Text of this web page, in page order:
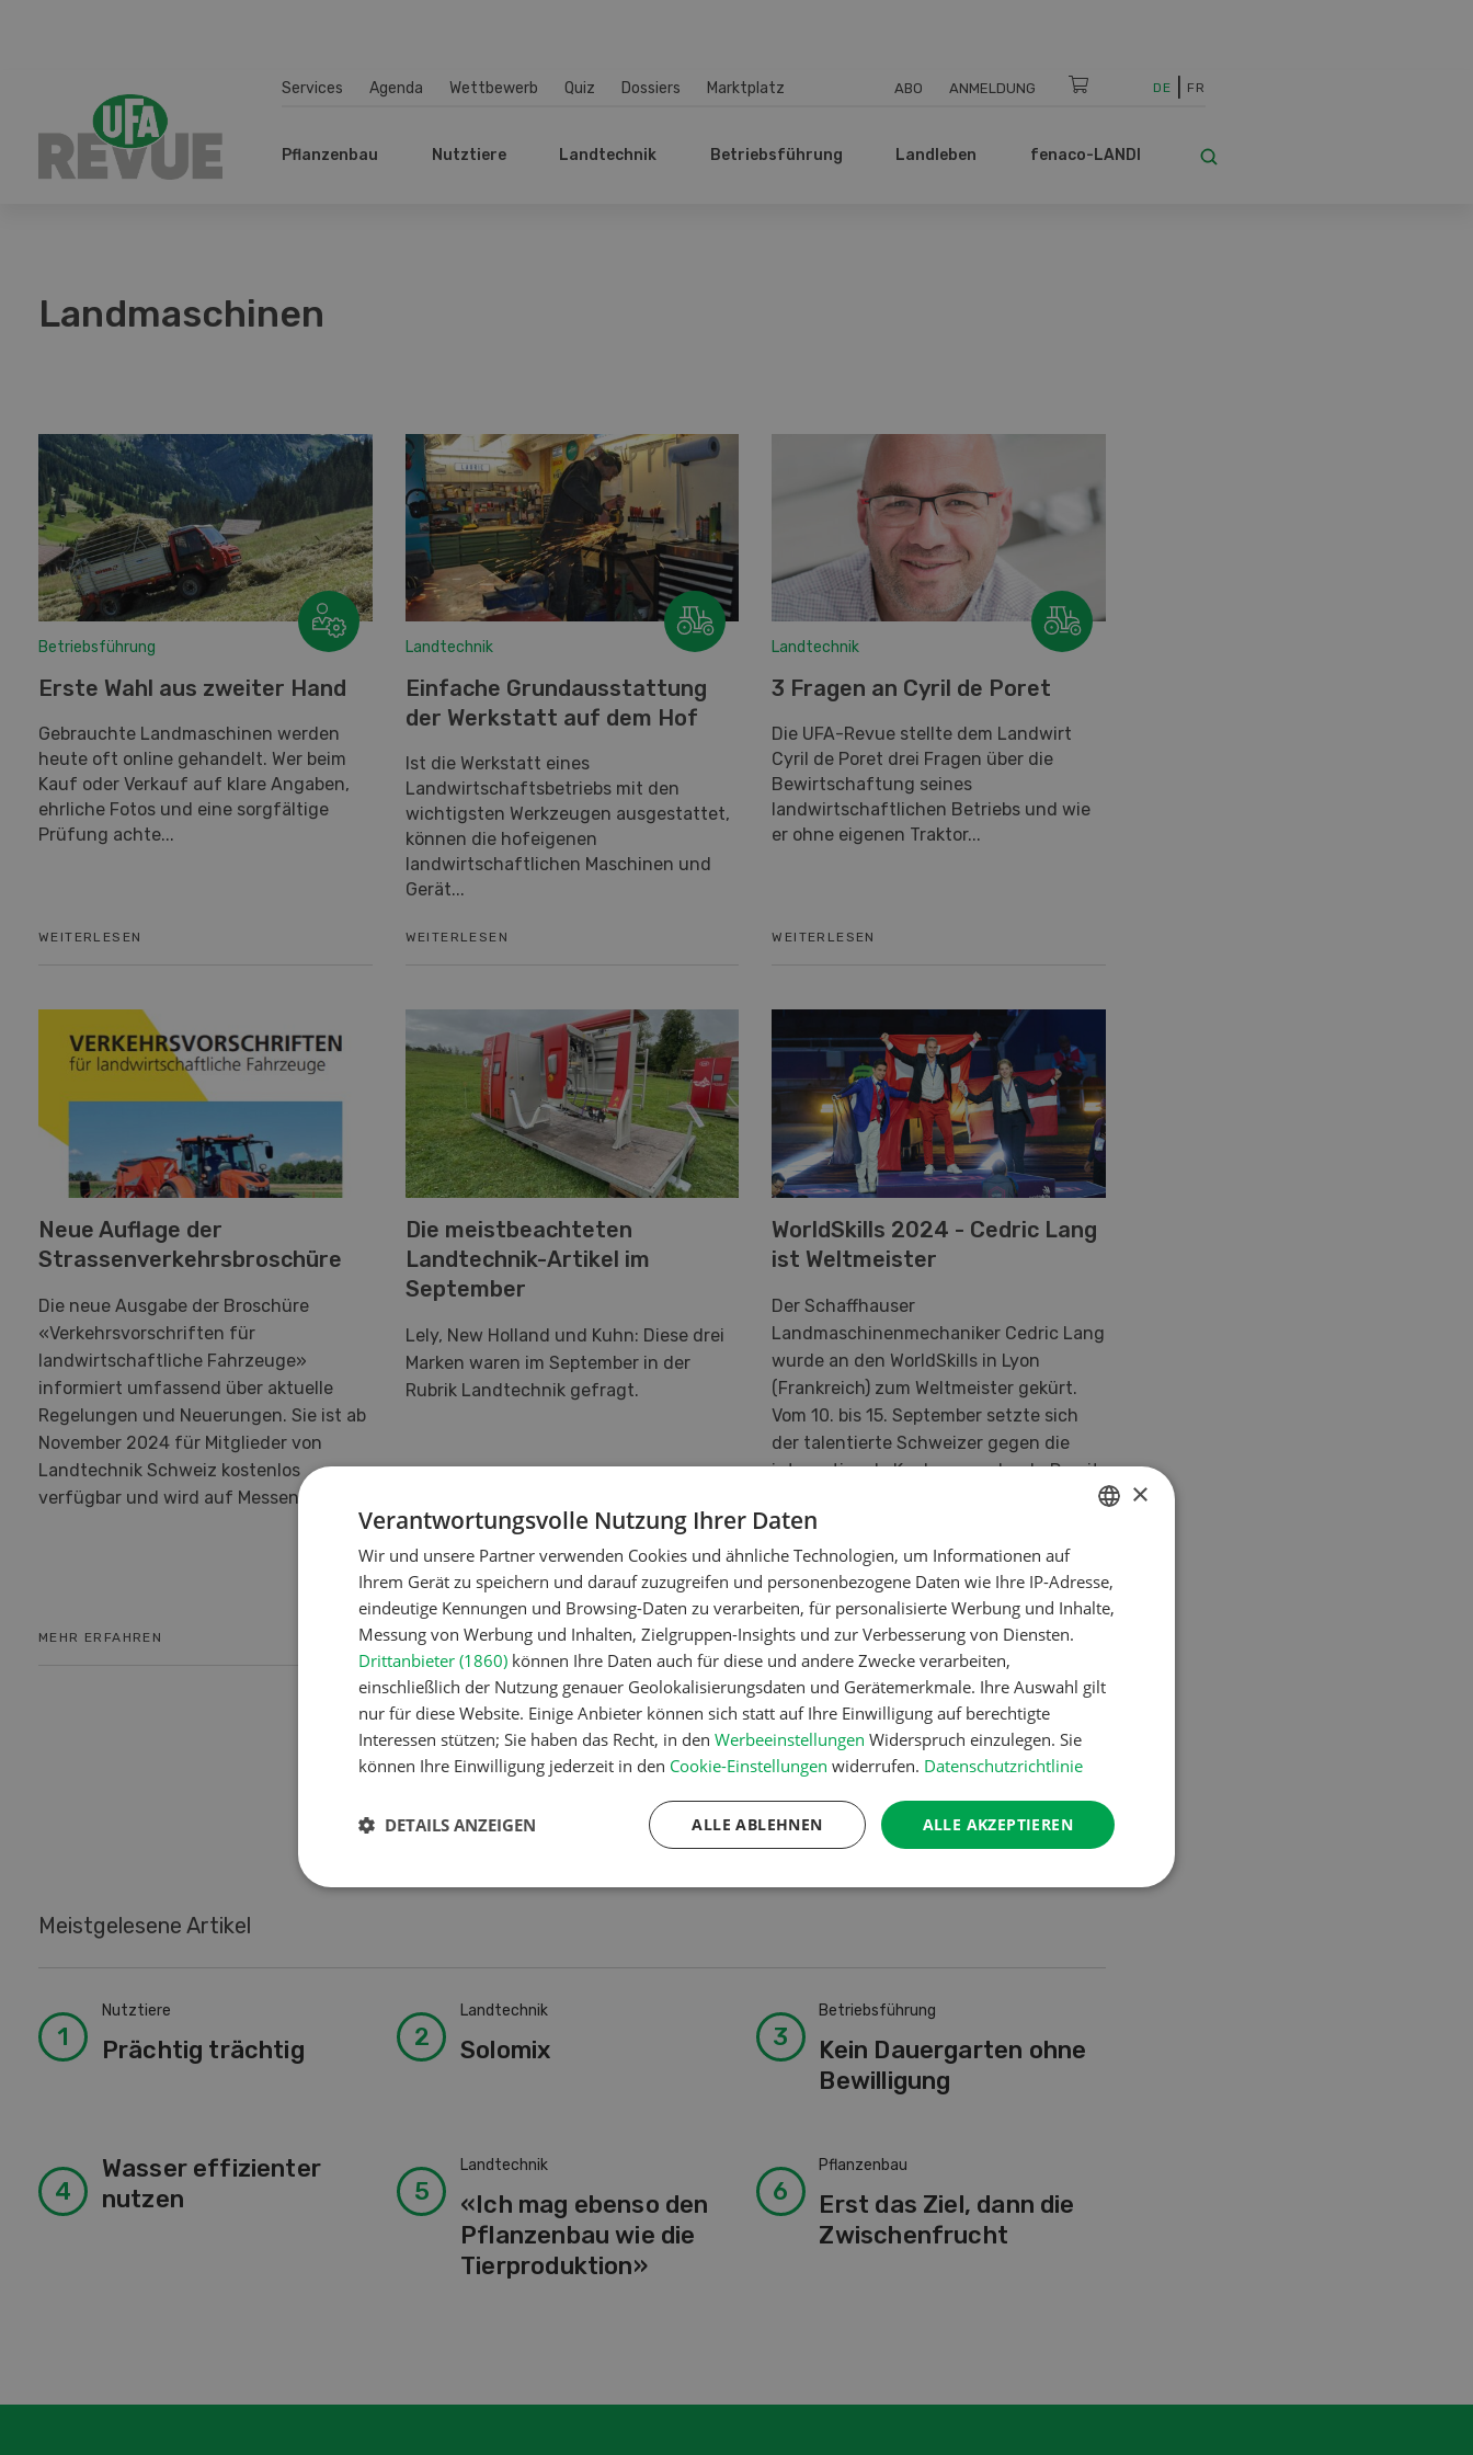
Services Agenda Wettbewerb Quiz Dossiers Marktplatz ABO ANMELDUNG DE FR
Pflanzenbau Nutztiere Landtechnik Betriebsführung Landleben fenaco-LANDI
Landmaschinen
Betriebsführung
Erste Wahl aus zweiter Hand
Gebrauchte Landmaschinen werden
heute oft online gehandelt. Wer beim
Kauf oder Verkauf auf klare Angaben,
ehrliche Fotos und eine sorgfältige
Prüfung achte...
WEITERLESEN
Landtechnik
Einfache Grundausstattung
der Werkstatt auf dem Hof
Ist die Werkstatt eines
Landwirtschaftsbetriebs mit den
wichtigsten Werkzeugen ausgestattet,
können die hofeigenen
landwirtschaftlichen Maschinen und
Gerät...
WEITERLESEN
Landtechnik
3 Fragen an Cyril de Poret
Die UFA-Revue stellte dem Landwirt
Cyril de Poret drei Fragen über die
Bewirtschaftung seines
landwirtschaftlichen Betriebs und wie
er ohne eigenen Traktor...
WEITERLESEN
Neue Auflage der
Strassenverkehrsbroschüre
Die neue Ausgabe der Broschüre
«Verkehrsvorschriften für
landwirtschaftliche Fahrzeuge»
informiert umfassend über aktuelle
Regelungen und Neuerungen. Sie ist ab
November 2024 für Mitglieder von
Landtechnik Schweiz kostenlos
verfügbar und wird auf Messen verteilt.
MEHR ERFAHREN
Die meistbeachteten
Landtechnik-Artikel im
September
Lely, New Holland und Kuhn: Diese drei
Marken waren im September in der
Rubrik Landtechnik gefragt.
MEHR ERFAHREN
WorldSkills 2024 - Cedric Lang
ist Weltmeister
Der Schaffhauser
Landmaschinenmechaniker Cedric Lang
wurde an den WorldSkills in Lyon
(Frankreich) zum Weltmeister gekürt.
Vom 10. bis 15. September setzte sich
der talentierte Schweizer gegen die
internationale Konkurrenz durch. Damit
Vorbereitungen auf den Wettkampf
definitiv gelohnt.
MEHR ERFAHREN
Meistgelesene Artikel
Nutztiere
Prächtig trächtig
Landtechnik
Solomix
Betriebsführung
Kein Dauergarten ohne
Bewilligung
Wasser effizienter
nutzen
Landtechnik
«Ich mag ebenso den
Pflanzenbau wie die
Tierproduktion»
Pflanzenbau
Erst das Ziel, dann die
Zwischenfrucht
FRENCH
×
Verantwortungsvolle Nutzung Ihrer Daten
Wir und unsere Partner verwenden Cookies und ähnliche Technologien, um Informationen auf
Ihrem Gerät zu speichern und darauf zuzugreifen und personenbezogene Daten wie Ihre IP-Adresse,
eindeutige Kennungen und Browsing-Daten zu verarbeiten, für personalisierte Werbung und Inhalte,
Messung von Werbung und Inhalten, Zielgruppen-Insights und zur Verbesserung von Diensten.
Drittanbieter (1860) können Ihre Daten auch für diese und andere Zwecke verarbeiten,
einschließlich der Nutzung genauer Geolokalisierungsdaten und Gerätemerkmale. Ihre Auswahl gilt
nur für diese Website. Einige Anbieter können sich statt auf Ihre Einwilligung auf berechtigte
Interessen stützen; Sie haben das Recht, in den Werbeeinstellungen Widerspruch einzulegen. Sie
können Ihre Einwilligung jederzeit in den Cookie-Einstellungen widerrufen. Datenschutzrichtlinie
ALLE AKZEPTIEREN
ALLE ABLEHNEN
DETAILS ANZEIGEN